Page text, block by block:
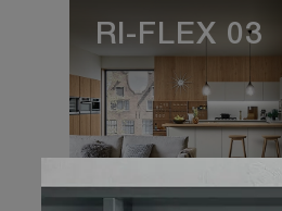
VEDI DI PIÙ
RI-FLEX 03